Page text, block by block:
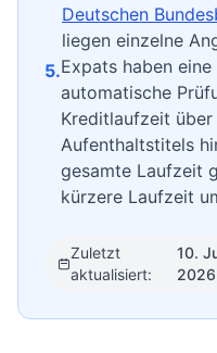
Deutschen
liegen einzelne
5.Expats haben
automatische
Kreditlaufzeit
Aufenthaltstitels
gesamte Laufzeit
kürzere Laufzeit
Zuletzt
aktualisiert:
10.
2026